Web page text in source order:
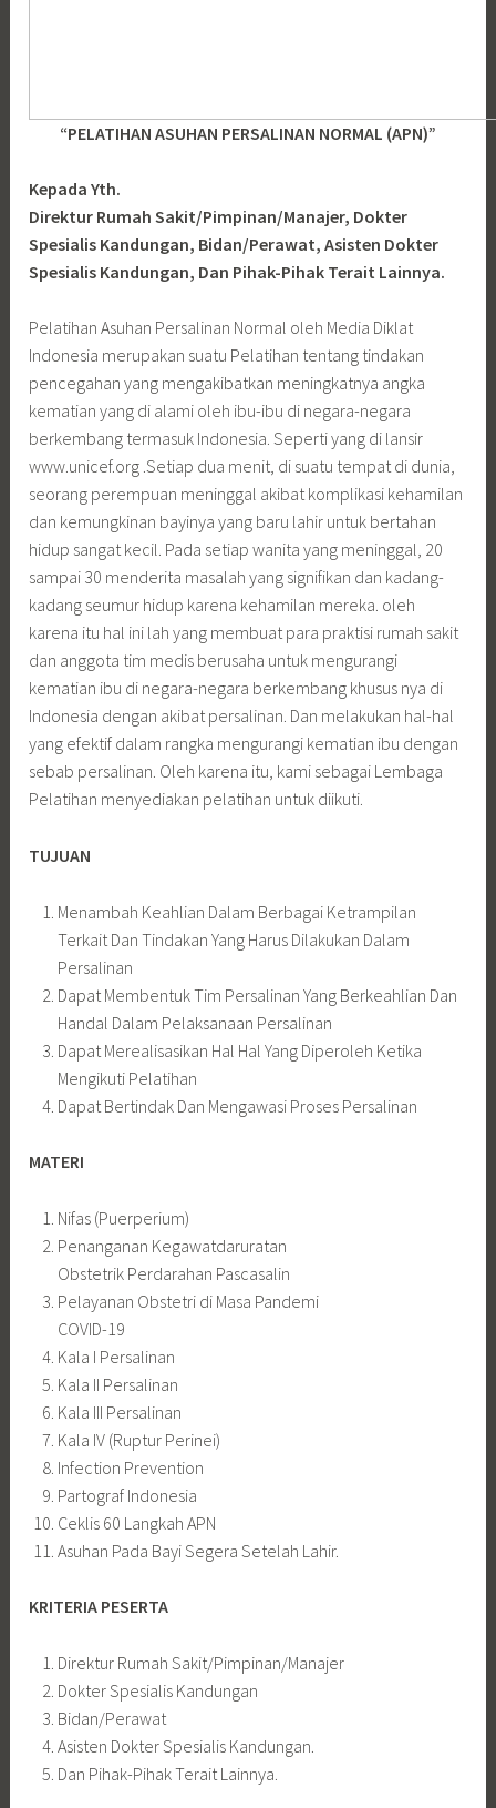
“PELATIHAN ASUHAN PERSALINAN NORMAL (APN)”
Kepada Yth.
Direktur Rumah Sakit/Pimpinan/Manajer, Dokter
Spesialis Kandungan, Bidan/Perawat, Asisten Dokter
Spesialis Kandungan, Dan Pihak-Pihak Terait Lainnya.
Pelatihan Asuhan Persalinan Normal oleh Media Diklat
Indonesia merupakan suatu Pelatihan tentang tindakan
pencegahan yang mengakibatkan meningkatnya angka
kematian yang di alami oleh ibu-ibu di negara-negara
berkembang termasuk Indonesia. Seperti yang di lansir
www.unicef.org .Setiap dua menit, di suatu tempat di dunia,
seorang perempuan meninggal akibat komplikasi kehamilan
dan kemungkinan bayinya yang baru lahir untuk bertahan
hidup sangat kecil. Pada setiap wanita yang meninggal, 20
sampai 30 menderita masalah yang signifikan dan kadang-
kadang seumur hidup karena kehamilan mereka. oleh
karena itu hal ini lah yang membuat para praktisi rumah sakit
dan anggota tim medis berusaha untuk mengurangi
kematian ibu di negara-negara berkembang khusus nya di
Indonesia dengan akibat persalinan. Dan melakukan hal-hal
yang efektif dalam rangka mengurangi kematian ibu dengan
sebab persalinan. Oleh karena itu, kami sebagai Lembaga
Pelatihan menyediakan pelatihan untuk diikuti.
TUJUAN
Menambah Keahlian Dalam Berbagai Ketrampilan
Terkait Dan Tindakan Yang Harus Dilakukan Dalam
Persalinan
Dapat Membentuk Tim Persalinan Yang Berkeahlian Dan
Handal Dalam Pelaksanaan Persalinan
Dapat Merealisasikan Hal Hal Yang Diperoleh Ketika
Mengikuti Pelatihan
Dapat Bertindak Dan Mengawasi Proses Persalinan
MATERI
Nifas (Puerperium)
Penanganan Kegawatdaruratan
Obstetrik Perdarahan Pascasalin
Pelayanan Obstetri di Masa Pandemi
COVID-19
Kala I Persalinan
Kala II Persalinan
Kala III Persalinan
Kala IV (Ruptur Perinei)
Infection Prevention
Partograf Indonesia
Ceklis 60 Langkah APN
Asuhan Pada Bayi Segera Setelah Lahir.
KRITERIA PESERTA
Direktur Rumah Sakit/Pimpinan/Manajer
Dokter Spesialis Kandungan
Bidan/Perawat
Asisten Dokter Spesialis Kandungan.
Dan Pihak-Pihak Terait Lainnya.